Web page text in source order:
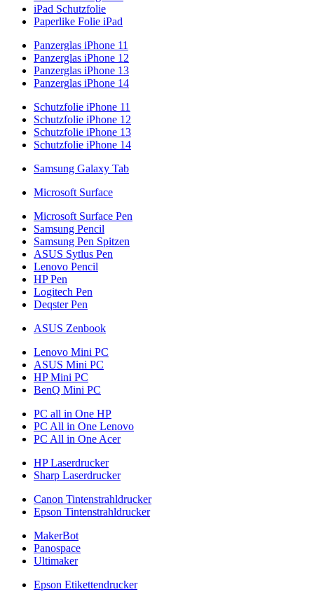
iPad Schutzfolie
Paperlike Folie iPad
Panzerglas iPhone 11
Panzerglas iPhone 12
Panzerglas iPhone 13
Panzerglas iPhone 14
Schutzfolie iPhone 11
Schutzfolie iPhone 12
Schutzfolie iPhone 13
Schutzfolie iPhone 14
Samsung Galaxy Tab
Microsoft Surface
Microsoft Surface Pen
Samsung Pencil
Samsung Pen Spitzen
ASUS Sytlus Pen
Lenovo Pencil
HP Pen
Logitech Pen
Deqster Pen
ASUS Zenbook
Lenovo Mini PC
ASUS Mini PC
HP Mini PC
BenQ Mini PC
PC all in One HP
PC All in One Lenovo
PC All in One Acer
HP Laserdrucker
Sharp Laserdrucker
Canon Tintenstrahldrucker
Epson Tintenstrahldrucker
MakerBot
Panospace
Ultimaker
Epson Etikettendrucker